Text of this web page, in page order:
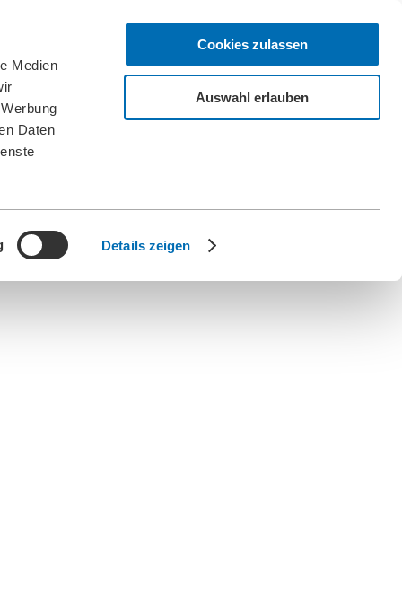
Medien
Daten
Details zeigen
Cookies zulassen
Auswahl erlauben